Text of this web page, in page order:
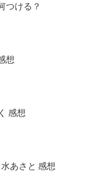
つける？
想
感想
あさと 感想